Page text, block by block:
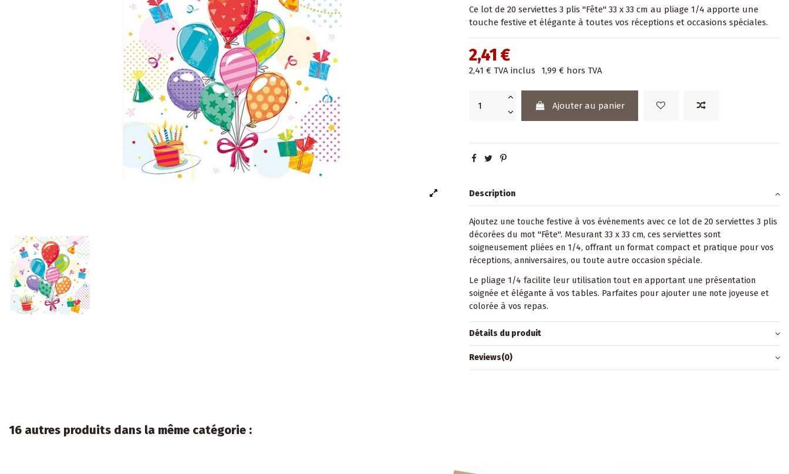
Ce lot de 20 serviettes 3 plis "Fête" 33 x 33 cm au pliage 1/4 apporte une
touche festive et élégante à toutes vos réceptions et occasions spéciales.
2,41 €
2,41 € TVA inclus 1,99 € hors TVA
Ajouter au panier
Description
Ajoutez une touche festive à vos événements avec ce lot de 20 serviettes 3 plis
décorées du mot "Fête". Mesurant 33 x 33 cm, ces serviettes sont
soigneusement pliées en 1/4, offrant un format compact et pratique pour vos
réceptions, anniversaires, ou toute autre occasion spéciale.
Le pliage 1/4 facilite leur utilisation tout en apportant une présentation
soignée et élégante à vos tables. Parfaites pour ajouter une note joyeuse et
colorée à vos repas.
Détails du produit
Reviews(0)
16 autres produits dans la même catégorie :